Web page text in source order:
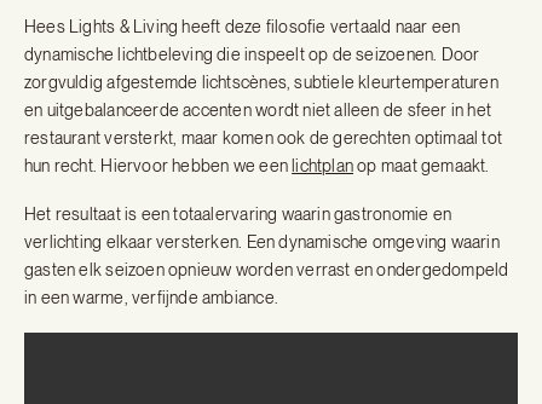
Hees Lights & Living heeft deze filosofie vertaald naar een
dynamische lichtbeleving die inspeelt op de seizoenen. Door
zorgvuldig afgestemde lichtscènes, subtiele kleurtemperaturen
en uitgebalanceerde accenten wordt niet alleen de sfeer in het
restaurant versterkt, maar komen ook de gerechten optimaal tot
hun recht. Hiervoor hebben we een lichtplanop maat gemaakt.
Het resultaat is een totaalervaring waarin gastronomie en
verlichting elkaar versterken. Een dynamische omgeving waarin
gasten elk seizoen opnieuw worden verrast en ondergedompeld
in een warme, verfijnde ambiance.